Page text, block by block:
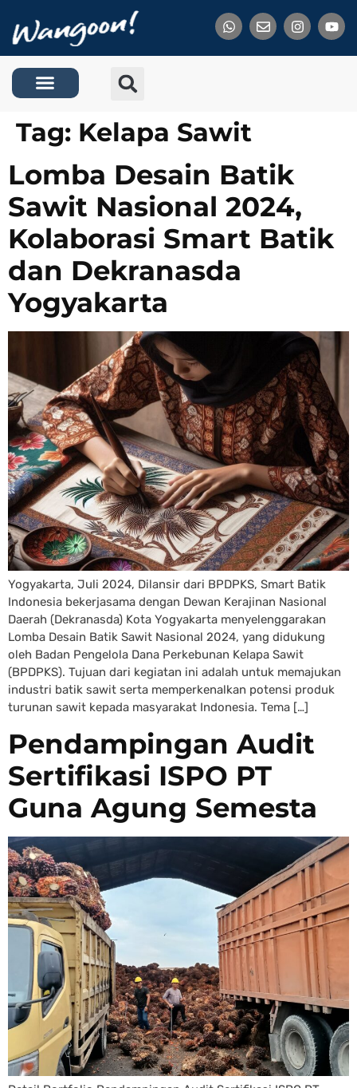
Tag: Kelapa Sawit
Lomba Desain Batik
Sawit Nasional 2024,
Kolaborasi Smart Batik
dan Dekranasda
Yogyakarta
Yogyakarta, Juli 2024, Dilansir dari BPDPKS, Smart Batik
Indonesia bekerjasama dengan Dewan Kerajinan Nasional
Daerah (Dekranasda) Kota Yogyakarta menyelenggarakan
Lomba Desain Batik Sawit Nasional 2024, yang didukung
oleh Badan Pengelola Dana Perkebunan Kelapa Sawit
(BPDPKS). Tujuan dari kegiatan ini adalah untuk memajukan
industri batik sawit serta memperkenalkan potensi produk
turunan sawit kepada masyarakat Indonesia. Tema […]
Pendampingan Audit
Sertifikasi ISPO PT
Guna Agung Semesta